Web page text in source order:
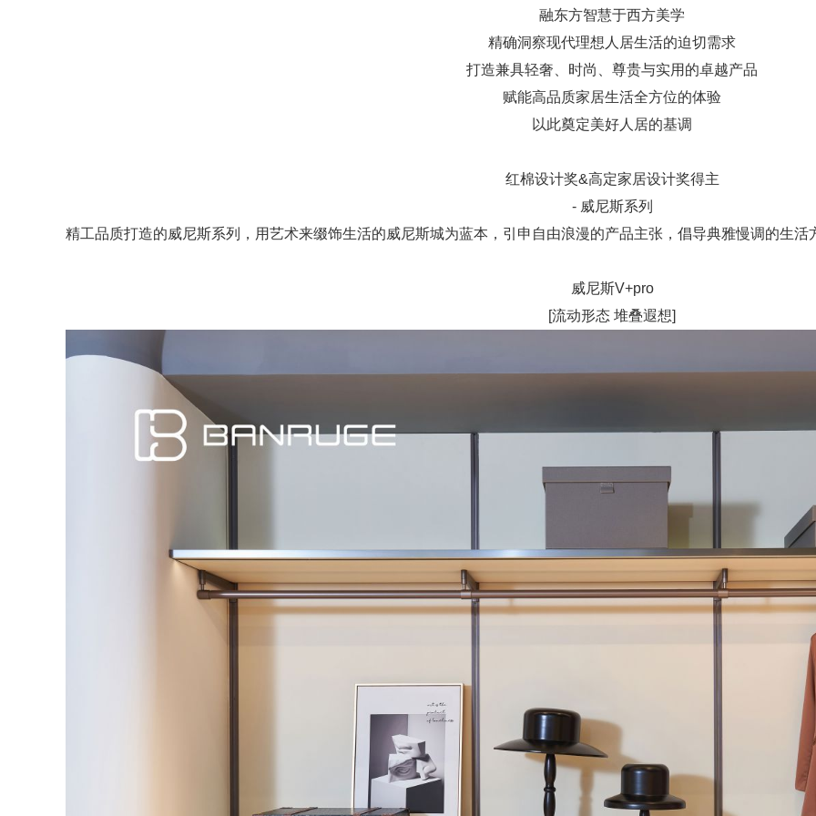
融东方智慧于西方美学
精确洞察现代理想人居生活的迫切需求
打造兼具轻奢、时尚、尊贵与实用的卓越产品
赋能高品质家居生活全方位的体验
以此奠定美好人居的基调
红棉设计奖&高定家居设计奖得主
- 威尼斯系列
精工品质打造的威尼斯系列，用艺术来缀饰生活的威尼斯城为蓝本，引申自由浪漫的产品主张，倡导典雅慢调的生活
威尼斯V+pro
[流动形态 堆叠遐想]